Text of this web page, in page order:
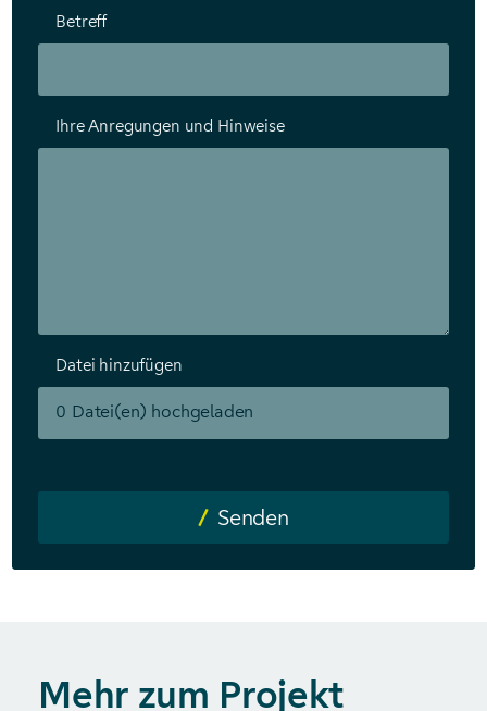
Betreff
Ihre Anregungen und Hinweise
Datei hinzufügen
0 Datei(en) hochgeladen
Senden
Mehr zum Projekt